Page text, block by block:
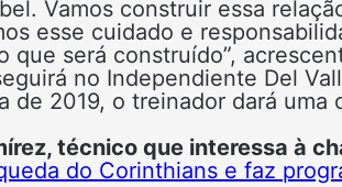
Vamos construir essa
esse cuidado e
que será construído”,
no Independiente Del
de 2019, o treinador dará
técnico que interessa à
do Corinthians e faz